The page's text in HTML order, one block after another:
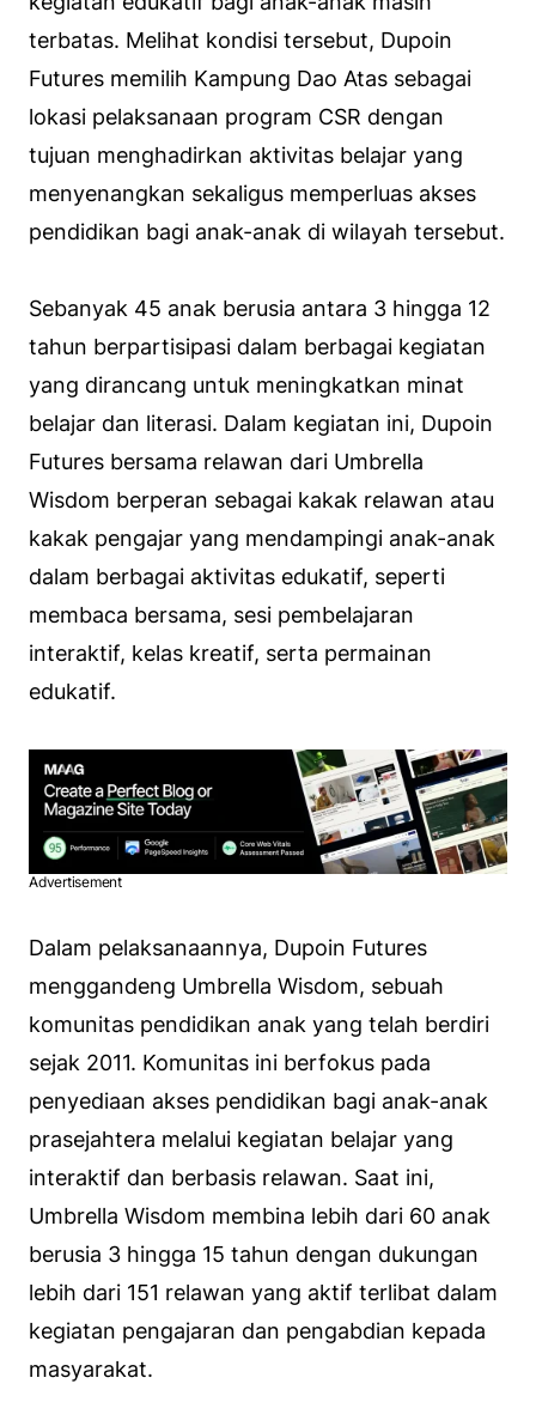
terbatas. Melihat kondisi tersebut, Dupoin
Futures memilih Kampung Dao Atas sebagai
lokasi pelaksanaan program CSR dengan
tujuan menghadirkan aktivitas belajar yang
menyenangkan sekaligus memperluas akses
pendidikan bagi anak-anak di wilayah tersebut.
Sebanyak 45 anak berusia antara 3 hingga 12
tahun berpartisipasi dalam berbagai kegiatan
yang dirancang untuk meningkatkan minat
belajar dan literasi. Dalam kegiatan ini, Dupoin
Futures bersama relawan dari Umbrella
Wisdom berperan sebagai kakak relawan atau
kakak pengajar yang mendampingi anak-anak
dalam berbagai aktivitas edukatif, seperti
membaca bersama, sesi pembelajaran
interaktif, kelas kreatif, serta permainan
edukatif.
Advertisement
Dalam pelaksanaannya, Dupoin Futures
menggandeng Umbrella Wisdom, sebuah
komunitas pendidikan anak yang telah berdiri
sejak 2011. Komunitas ini berfokus pada
penyediaan akses pendidikan bagi anak-anak
prasejahtera melalui kegiatan belajar yang
interaktif dan berbasis relawan. Saat ini,
Umbrella Wisdom membina lebih dari 60 anak
berusia 3 hingga 15 tahun dengan dukungan
lebih dari 151 relawan yang aktif terlibat dalam
kegiatan pengajaran dan pengabdian kepada
masyarakat.